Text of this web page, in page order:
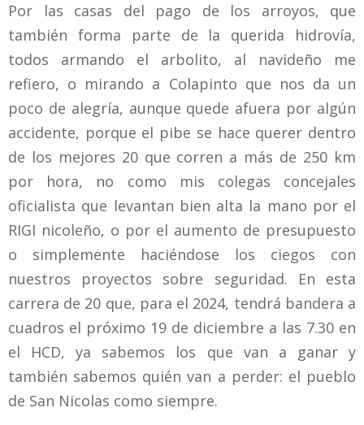
Por las casas del pago de los arroyos, que
también forma parte de la querida hidrovía,
todos armando el arbolito, al navideño me
refiero, o mirando a Colapinto que nos da un
poco de alegría, aunque quede afuera por algún
accidente, porque el pibe se hace querer dentro
de los mejores 20 que corren a más de 250 km
por hora, no como mis colegas concejales
oficialista que levantan bien alta la mano por el
RIGI nicoleño, o por el aumento de presupuesto
o simplemente haciéndose los ciegos con
nuestros proyectos sobre seguridad. En esta
carrera de 20 que, para el 2024, tendrá bandera a
cuadros el próximo 19 de diciembre a las 7.30 en
el HCD, ya sabemos los que van a ganar y
también sabemos quién van a perder: el pueblo
de San Nicolas como siempre.